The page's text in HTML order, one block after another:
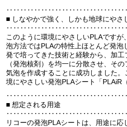
■ しなやかで強く、しかも地球にやさ
このように環境にやさしいPLAです
泡方法ではPLAの特性上ほとんど発
発で培ってきた技術と経験から、加
（発泡核剤）を均一に分散させ、そ
気泡を作成することに成功しました
境にやさしい発泡PLAシート「PLAiR
■ 想定される用途
リコーの発泡PLAシートは、用途に